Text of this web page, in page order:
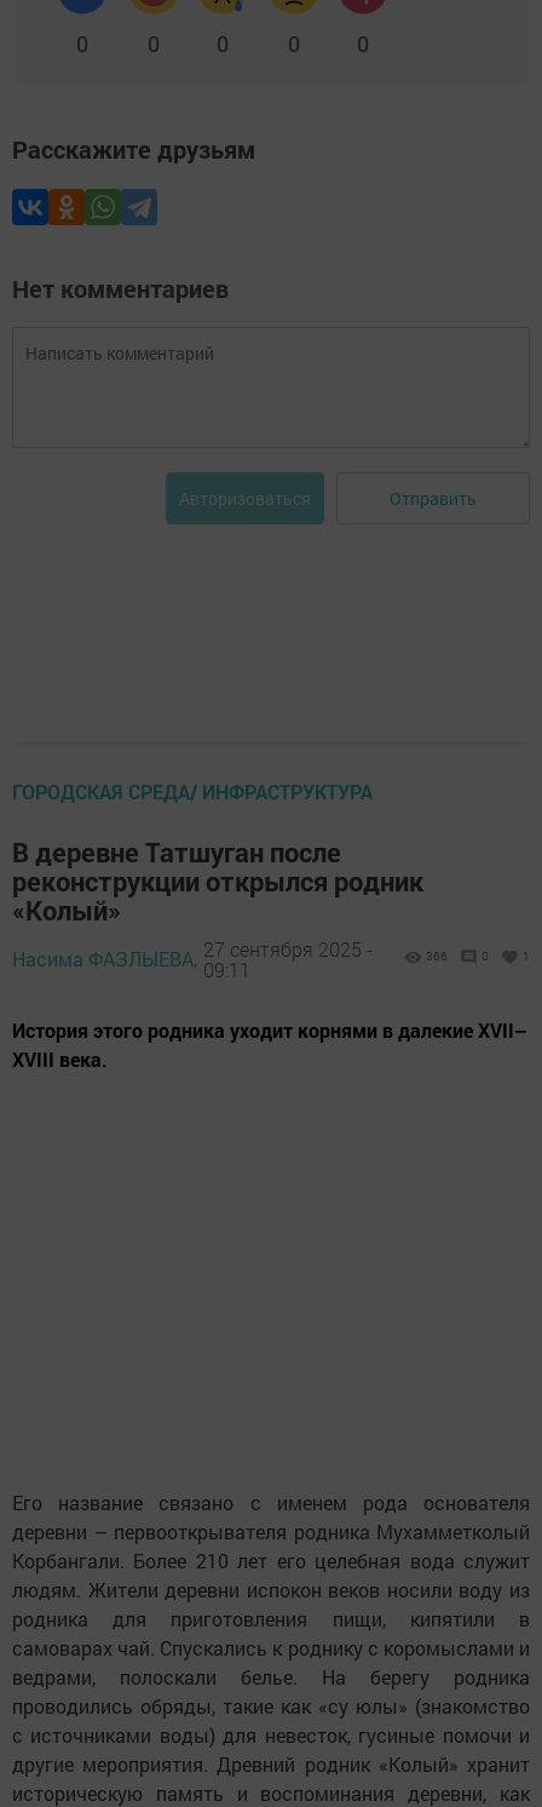
0 0 0 0 0
Расскажите друзьям
Нет комментариев
Авторизоваться Отправить
ГОРОДСКАЯ СРЕДА/ ИНФРАСТРУКТУРА
В деревне Татшуган после
реконструкции открылся родник
«Колый»
Насима ФАЗЛЫЕВА, 27 сентября 2025 -
09:11
366 0 1
История этого родника уходит корнями в далекие XVII–
XVIII века.
Его название связано с именем рода основателя
деревни – первооткрывателя родника Мухамметколый
Корбангали. Более 210 лет его целебная вода служит
людям. Жители деревни испокон веков носили воду из
родника для приготовления пищи, кипятили в
самоварах чай. Спускались к роднику с коромыслами и
ведрами, полоскали белье. На берегу родника
проводились обряды, такие как «су юлы» (знакомство
с источниками воды) для невесток, гусиные помочи и
другие мероприятия. Древний родник «Колый» хранит
историческую память и воспоминания деревни, как